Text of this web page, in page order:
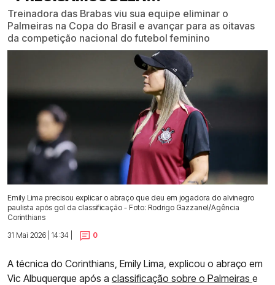
Treinadora das Brabas viu sua equipe eliminar o
Palmeiras na Copa do Brasil e avançar para as oitavas
da competição nacional do futebol feminino
Emily Lima precisou explicar o abraço que deu em jogadora do alvinegro
paulista após gol da classificação - Foto: Rodrigo Gazzanel/Agência
Corinthians
31 Mai 2026 | 14:34 |
0
A técnica do Corinthians, Emily Lima, explicou o abraço em
Vic Albuquerque após a classificação sobre o Palmeiras e